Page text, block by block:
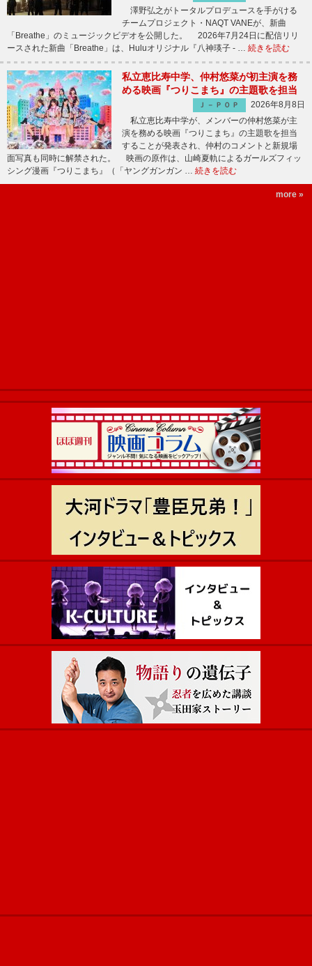
澤野弘之がトータルプロデュースを手がける
チームプロジェクト・NAQT VANEが、新曲
「Breathe」のミュージックビデオを公開した。 2026年7月24日に配信リリ
ースされた新曲「Breathe」は、Huluオリジナル『八神瑛子 - … 続きを読む
私立恵比寿中学、仲村悠菜が初主演を務
める映画『つりこまち』の主題歌を担当
Ｊ－ＰＯＰ
2026年8月8日
私立恵比寿中学が、メンバーの仲村悠菜が主
演を務める映画『つりこまち』の主題歌を担当
することが発表され、仲村のコメントと新規場
面写真も同時に解禁された。 映画の原作は、山崎夏軌によるガールズフィッ
シング漫画『つりこまち』（「ヤングガンガン … 続きを読む
more »